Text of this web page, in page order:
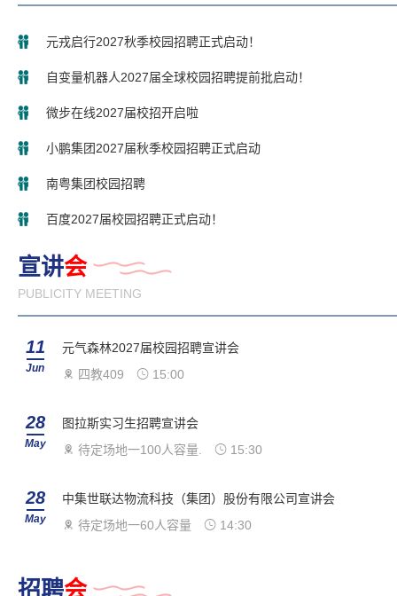
元戎启行2027秋季校园招聘正式启动！
自变量机器人2027届全球校园招聘提前批启动！
微步在线2027届校招开启啦
小鹏集团2027届秋季校园招聘正式启动
南粤集团校园招聘
百度2027届校园招聘正式启动！
宣讲会
PUBLICITY MEETING
11
Jun
元气森林2027届校园招聘宣讲会
四教409
15:00
28
May
图拉斯实习生招聘宣讲会
待定场地一100人容量.
15:30
28
May
中集世联达物流科技（集团）股份有限公司宣讲会
待定场地一60人容量
14:30
招聘会